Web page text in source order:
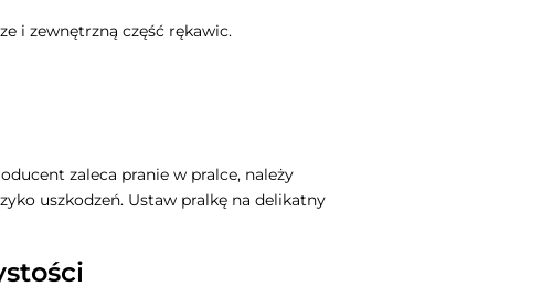
i zewnętrzną część rękawic.
zaleca pranie w pralce, należy
uszkodzeń. Ustaw pralkę na delikatny